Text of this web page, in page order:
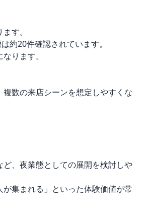
す。
約20件確認されています。
ります。
数の来店シーンを想定しやすくな
、夜業態としての展開を検討しや
集まれる」といった体験価値が常